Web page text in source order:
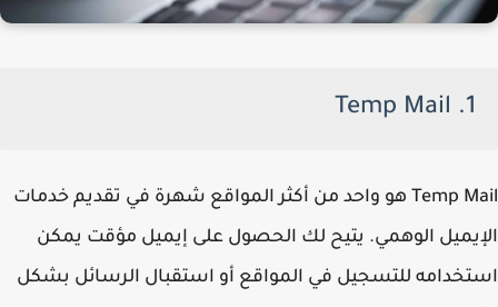
1. Temp Mail
Temp Mail هو واحد من أكثر المواقع شهرة في تقديم خدمات
الإيميل الوهمي. يتيح لك الحصول على إيميل مؤقت يمكن
استخدامه للتسجيل في المواقع أو استقبال الرسائل بشكل